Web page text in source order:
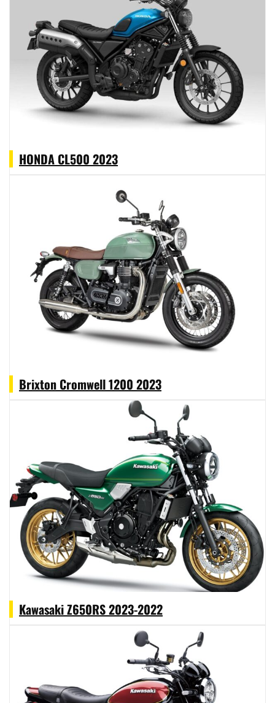
HONDA CL500 2023
Brixton Cromwell 1200 2023
Kawasaki Z650RS 2023-2022